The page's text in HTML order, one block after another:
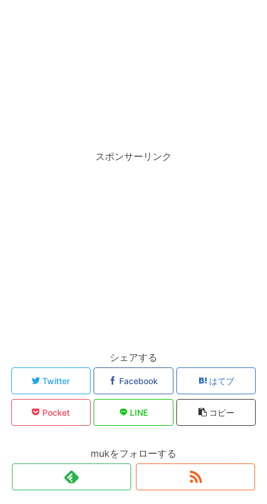
スポンサーリンク
シェアする
Twitter Facebook はてブ
Pocket LINE コピー
mukをフォローする